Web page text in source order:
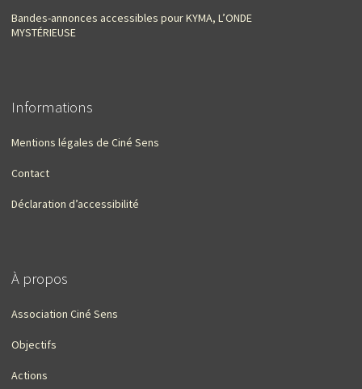
Bandes-annonces accessibles pour KYMA, L’ONDE
MYSTÉRIEUSE
Informations
Mentions légales de Ciné Sens
Contact
Déclaration d’accessibilité
À propos
Association Ciné Sens
Objectifs
Actions